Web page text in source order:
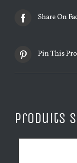
Share On
Pin This
Produits